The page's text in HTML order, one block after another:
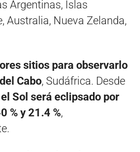
Argentinas, Islas
Australia, Nueva Zelanda,
sitios para observarlo
Cabo, Sudáfrica. Desde
el Sol será eclipsado por
% y 21.4 %,